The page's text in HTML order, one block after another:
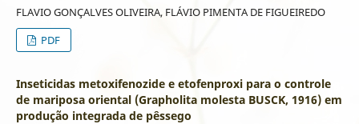
FLAVIO GONÇALVES OLIVEIRA, FLÁVIO PIMENTA DE FIGUEIREDO
PDF
Inseticidas metoxifenozide e etofenproxi para o controle
de mariposa oriental (Grapholita molesta BUSCK, 1916) em
produção integrada de pêssego